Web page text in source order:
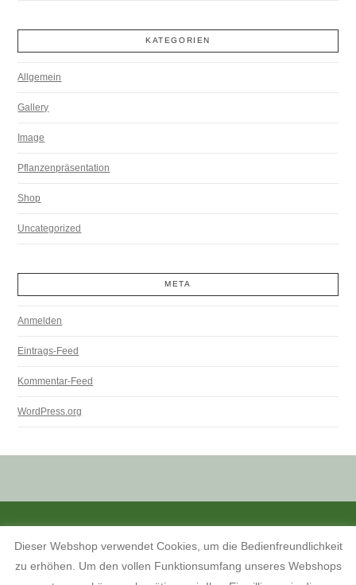
KATEGORIEN
Allgemein
Gallery
Image
Pflanzenpräsentation
Shop
Uncategorized
META
Anmelden
Eintrags-Feed
Kommentar-Feed
WordPress.org
KONTAKT, ÖFFNUNGSZEITEN UND ANFAHRTSBESCHREIBUNG
Dieser Webshop verwendet Cookies, um die Bedienfreundlichkeit
zu erhöhen. Um den vollen Funktionsumfang unseres Webshops